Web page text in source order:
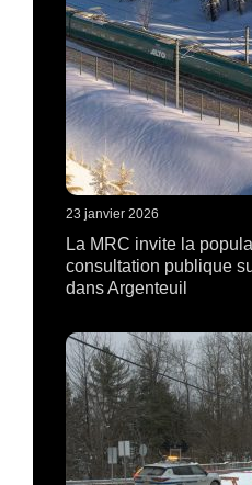
23 janvier 2026
La MRC invite la
consultation publique
dans Argenteuil